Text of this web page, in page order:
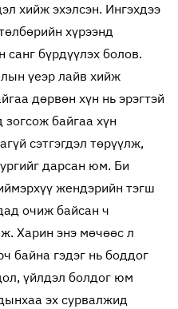
хийж эхэлсэн. Ингэхдээ
хүрээнд
бүрдүүлэх болов.
үеэр лайв хийж
дөрвөн хүн нь эрэгтэй
байгаа хүн
сэтгэгдэл төрүүлж,
дарсан юм. Би
жендэрийн тэгш
очиж байсан ч
Харин энэ мөчөөс л
байна гэдэг нь боддог
үйлдэл болдог юм
эх сурвалжид